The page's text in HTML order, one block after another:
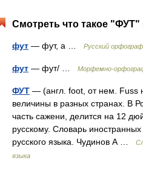
Смотреть что такое "ФУТ"
фут — фут, а … Русский
фут — фут/ … Морфемно-
ФУТ — (англ. foot, от нем. Fuss
величины в разных странах. В
часть сажени, делится на 12
русскому. Словарь
русского языка. Чудинов А …
языка